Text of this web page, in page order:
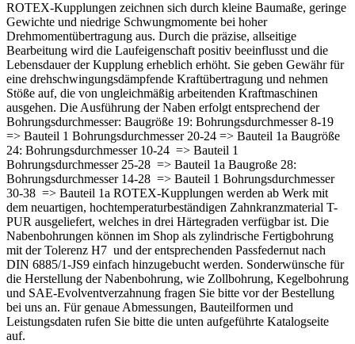
ROTEX-Kupplungen zeichnen sich durch kleine Baumaße, geringe
Gewichte und niedrige Schwungmomente bei hoher
Drehmomentübertragung aus. Durch die präzise, allseitige
Bearbeitung wird die Laufeigenschaft positiv beeinflusst und die
Lebensdauer der Kupplung erheblich erhöht. Sie geben Gewähr für
eine drehschwingungsdämpfende Kraftübertragung und nehmen
Stöße auf, die von ungleichmäßig arbeitenden Kraftmaschinen
ausgehen. Die Ausführung der Naben erfolgt entsprechend der
Bohrungsdurchmesser: Baugröße 19: Bohrungsdurchmesser 8-19
=> Bauteil 1 Bohrungsdurchmesser 20-24 => Bauteil 1a Baugröße
24: Bohrungsdurchmesser 10-24 => Bauteil 1
Bohrungsdurchmesser 25-28 => Bauteil 1a Baugroße 28:
Bohrungsdurchmesser 14-28 => Bauteil 1 Bohrungsdurchmesser
30-38 => Bauteil 1a ROTEX-Kupplungen werden ab Werk mit
dem neuartigen, hochtemperaturbeständigen Zahnkranzmaterial T-
PUR ausgeliefert, welches in drei Härtegraden verfügbar ist. Die
Nabenbohrungen können im Shop als zylindrische Fertigbohrung
mit der Tolerenz H7 und der entsprechenden Passfedernut nach
DIN 6885/1-JS9 einfach hinzugebucht werden. Sonderwünsche für
die Herstellung der Nabenbohrung, wie Zollbohrung, Kegelbohrung
und SAE-Evolventverzahnung fragen Sie bitte vor der Bestellung
bei uns an. Für genaue Abmessungen, Bauteilformen und
Leistungsdaten rufen Sie bitte die unten aufgeführte Katalogseite
auf.